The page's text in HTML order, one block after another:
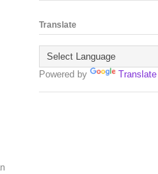
Translate
Powered by Translate